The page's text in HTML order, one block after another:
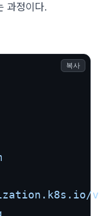
과정이다.
복사